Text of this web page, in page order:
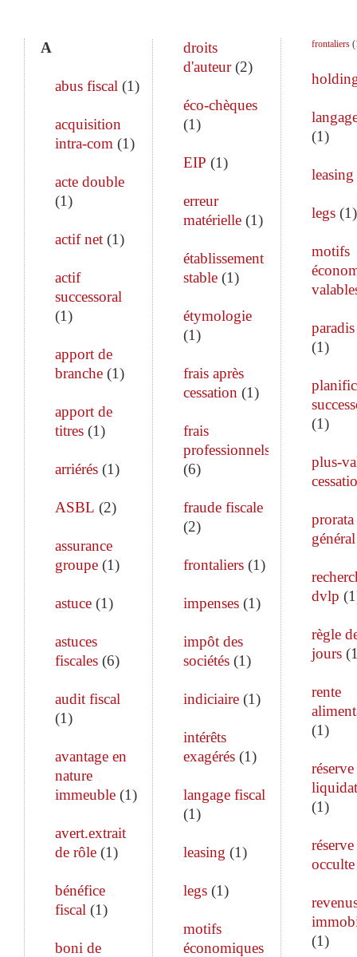
A
abus fiscal (1)
acquisition
intra-com (1)
acte double
(1)
actif net (1)
actif
successoral
(1)
apport de
branche (1)
apport de
titres (1)
arriérés (1)
ASBL (2)
assurance
groupe (1)
astuce (1)
astuces
fiscales (6)
audit fiscal
(1)
avantage en
nature
immeuble (1)
avert.extrait
de rôle (1)
bénéfice
fiscal (1)
boni de
droits
d'auteur(2)
éco-chèques
(1)
EIP (1)
erreur
matérielle(1)
établissement
stable(1)
étymologie
(1)
frais après
cessation (1)
frais
professionnels
(6)
fraude fiscale
(2)
frontaliers(1)
impenses(1)
impôt des
sociétés(1)
indiciaire(1)
intérêts
exagérés(1)
langage fiscal
(1)
leasing (1)
legs(1)
motifs
économiques
frontaliers(
(1)
leasing
legs(1)
motifs
(1)
(1)
plus-
prorata
général
dvlp (1
règle
jours(
rente
(1)
(1)
réserve
occulte
(1)